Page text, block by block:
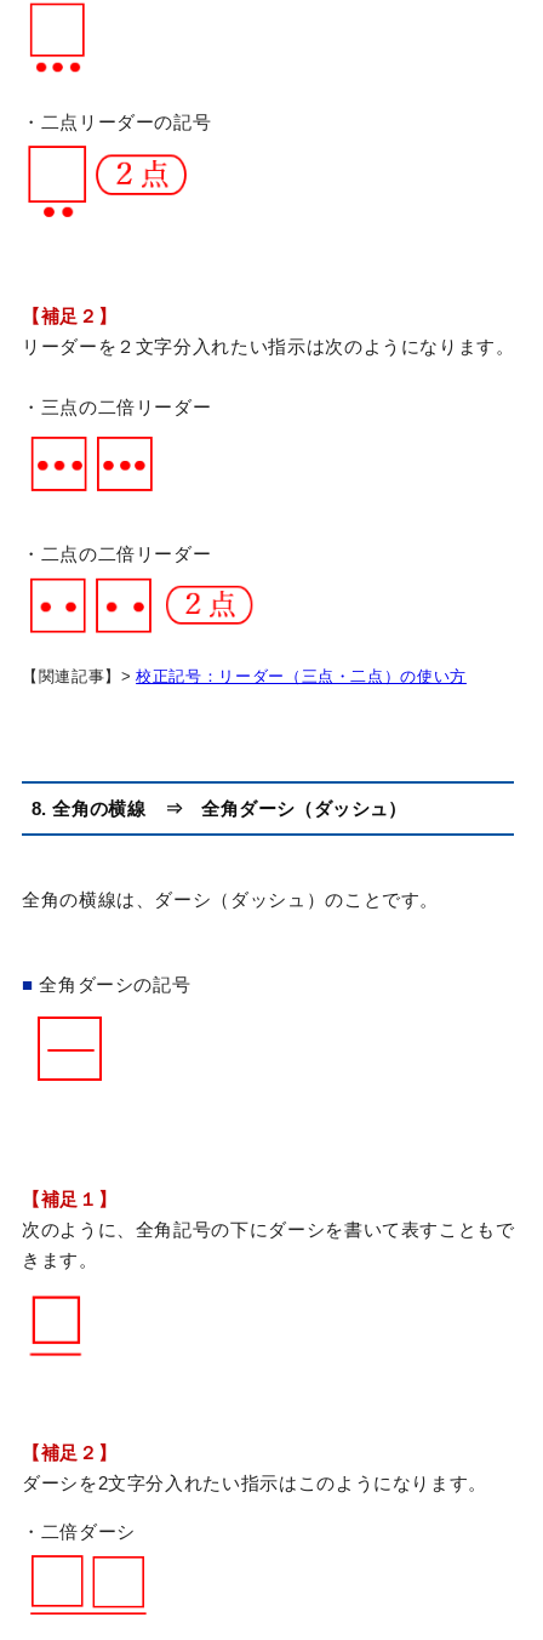
・二点リーダーの記号
【補足２】
リーダーを２文字分入れたい指示は次のようになります。
・三点の二倍リーダー
・二点の二倍リーダー
【関連記事】>校正記号：リーダー（三点・二点）の使い方
8. 全角の横線 ⇒ 全角ダーシ（ダッシュ）
全角の横線は、ダーシ（ダッシュ）のことです。
■ 全角ダーシの記号
【補足１】
次のように、全角記号の下にダーシを書いて表すこともで
きます。
【補足２】
ダーシを2文字分入れたい指示はこのようになります。
・二倍ダーシ